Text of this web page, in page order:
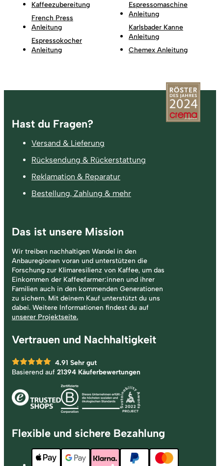
Kaffeezubereitung
French Press
Anleitung
Espressokocher
Anleitung
Espressomaschine
Anleitung
Karlsbader Kanne
Anleitung
Chemex Anleitung
Fußzeile
Hast du Fragen?
Versand & Lieferung
Rücksendung & Rückerstattung
Reklamation & Reparatur
Bestellung, Zahlung & mehr
Das ist unsere Mission
Wir treiben nachhaltigen Wandel in den
Anbauregionen voran und unterstützen die
Forschung zur Klimaresilienz von Kaffee, um das
Einkommen der Kaffeefarmer:innen und ihrer
Familien auch in den kommenden Generationen
zu sichern. Mit deinem Kauf unterstützt du uns
dabei. Weitere Informationen findest du auf
unserer Projektseite.
Vertrauen und Nachhaltigkeit
4.91 Sehr gut
Basierend auf 21394 Käuferbewertungen
Flexible und sichere Bezahlung